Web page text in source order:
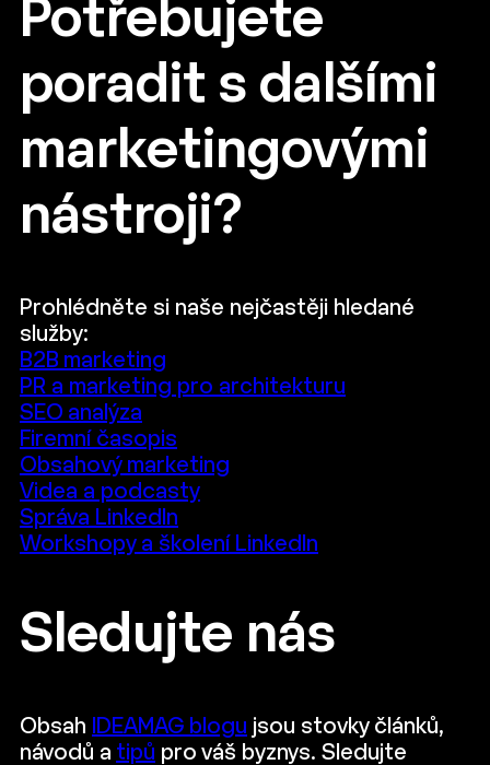
Potřebujete
poradit s dalšími
marketingovými
nástroji?
Prohlédněte si naše nejčastěji hledané
služby:
B2B marketing
PR a marketing pro architekturu
SEO analýza
Firemní časopis
Obsahový marketing
Videa a podcasty
Správa LinkedIn
Workshopy a školení LinkedIn
Sledujte nás
Obsah IDEAMAG blogu jsou stovky článků,
návodů a tipů pro váš byznys. Sledujte